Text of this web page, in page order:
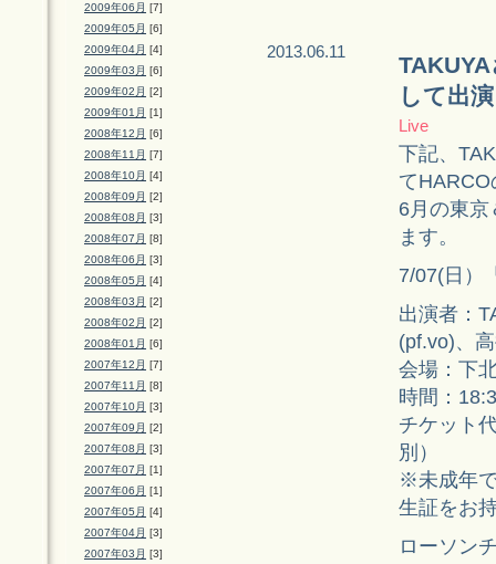
2009年06月 [7]
2009年05月 [6]
2009年04月 [4]
2009年03月 [6]
2009年02月 [2]
2009年01月 [1]
2008年12月 [6]
2008年11月 [7]
2008年10月 [4]
2008年09月 [2]
2008年08月 [3]
2008年07月 [8]
2008年06月 [3]
2008年05月 [4]
2008年03月 [2]
2008年02月 [2]
2008年01月 [6]
2007年12月 [7]
2007年11月 [8]
2007年10月 [3]
2007年09月 [2]
2007年08月 [3]
2007年07月 [1]
2007年06月 [1]
2007年05月 [4]
2007年04月 [3]
2007年03月 [3]
2013.06.11
して出演
Live
下記、
て
6月の東
ます。
7/07(日）
出演者：
(pf.vo)、
会場：下
時間：
チケット
別）
※未成年
生証をお
ローソン